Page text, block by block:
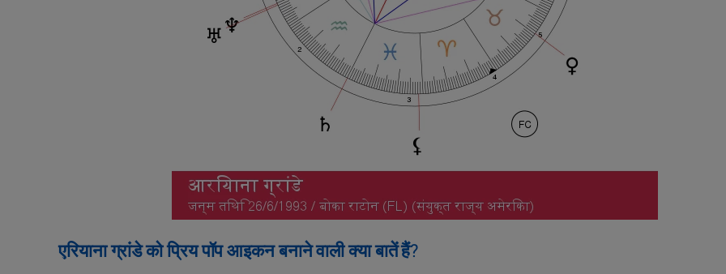
एरियाना ग्रांडे को प्रिय पॉप आइकन बनाने वाली क्या बातें हैं?